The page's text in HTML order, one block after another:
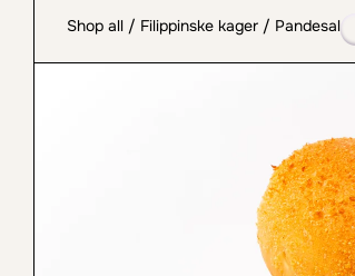
Shop all / Filippinske kager / Pandesal